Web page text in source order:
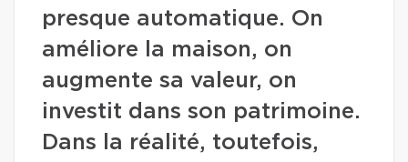
presque automatique. On
améliore la maison, on
augmente sa valeur, on
investit dans son patrimoine.
Dans la réalité, toutefois,